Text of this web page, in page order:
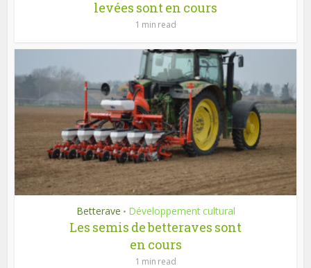
levées sont en cours
1 min read
Betterave • Développement cultural
Les semis de betteraves sont
en cours
1 min read